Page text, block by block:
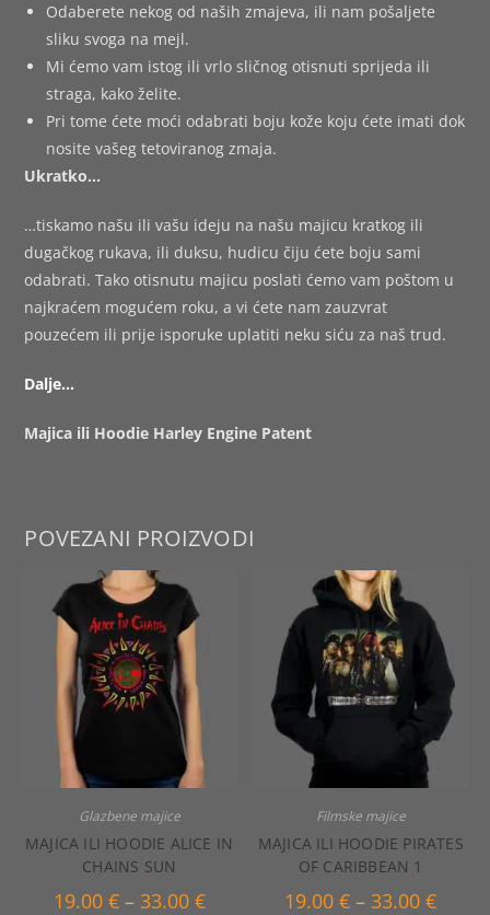
Odaberete nekog od naših zmajeva, ili nam pošaljete
sliku svoga na mejl.
Mi ćemo vam istog ili vrlo sličnog otisnuti sprijeda ili
straga, kako želite.
Pri tome ćete moći odabrati boju kože koju ćete imati dok
nosite vašeg tetoviranog zmaja.
Ukratko…
…tiskamo našu ili vašu ideju na našu majicu kratkog ili
dugačkog rukava, ili duksu, hudicu čiju ćete boju sami
odabrati. Tako otisnutu majicu poslati ćemo vam poštom u
najkraćem mogućem roku, a vi ćete nam zauzvrat
pouzećem ili prije isporuke uplatiti neku siću za naš trud.
Dalje…
Majica ili Hoodie Harley Engine Patent
POVEZANI PROIZVODI
Glazbene majice
MAJICA ILI HOODIE ALICE IN
CHAINS SUN
19.00 € – 33.00 €Raspon
Filmske majice
MAJICA ILI HOODIE PIRATES
OF CARIBBEAN 1
19.00€ – 33.00€Raspon